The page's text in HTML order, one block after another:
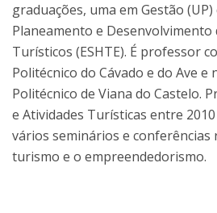
graduações, uma em Gestão
Planeamento e Desenvolvimento
Turísticos (ESHTE). É professor
Politécnico do Cávado e do Ave
Politécnico de Viana do Castelo.
e Atividades Turísticas entre
vários seminários e conferências
turismo e o empreendedorismo.